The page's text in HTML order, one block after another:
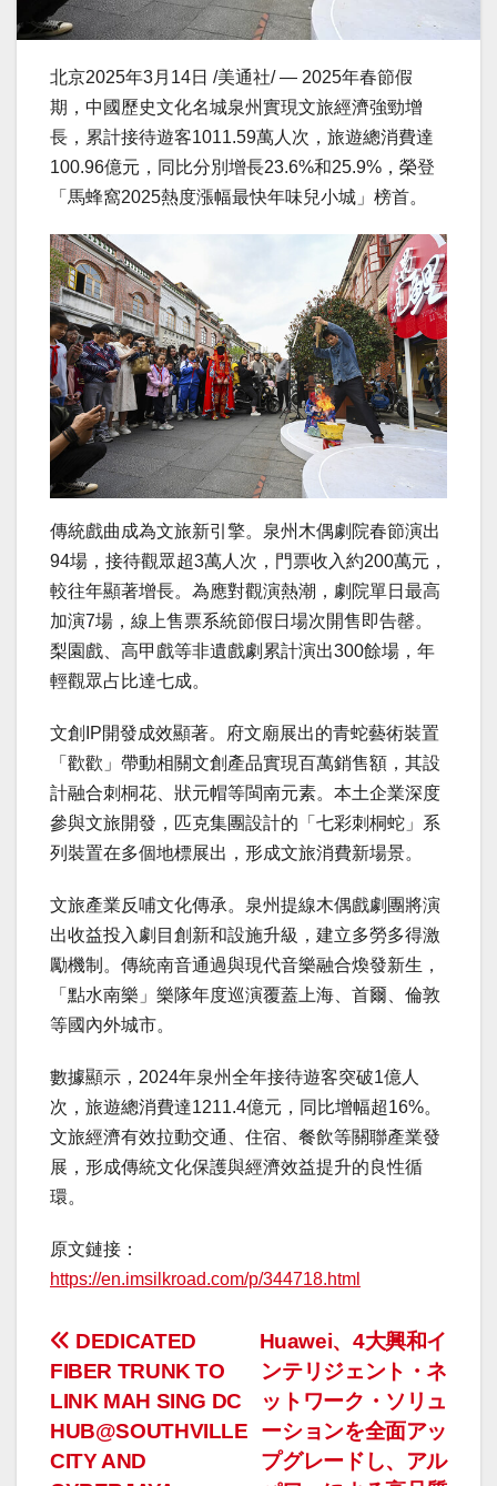
北京2025年3月14日 /美通社/ — 2025年春節假
期，中國歷史文化名城泉州實現文旅經濟強勁增
長，累計接待遊客1011.59萬人次，旅遊總消費達
100.96億元，同比分別增長23.6%和25.9%，榮登
「馬蜂窩2025熱度漲幅最快年味兒小城」榜首。
傳統戲曲成為文旅新引擎。泉州木偶劇院春節演出
94場，接待觀眾超3萬人次，門票收入約200萬元，
較往年顯著增長。為應對觀演熱潮，劇院單日最高
加演7場，線上售票系統節假日場次開售即告罄。
梨園戲、高甲戲等非遺戲劇累計演出300餘場，年
輕觀眾占比達七成。
文創IP開發成效顯著。府文廟展出的青蛇藝術裝置
「歡歡」帶動相關文創產品實現百萬銷售額，其設
計融合刺桐花、狀元帽等閩南元素。本土企業深度
參與文旅開發，匹克集團設計的「七彩刺桐蛇」系
列裝置在多個地標展出，形成文旅消費新場景。
文旅產業反哺文化傳承。泉州提線木偶戲劇團將演
出收益投入劇目創新和設施升級，建立多勞多得激
勵機制。傳統南音通過與現代音樂融合煥發新生，
「點水南樂」樂隊年度巡演覆蓋上海、首爾、倫敦
等國內外城市。
數據顯示，2024年泉州全年接待遊客突破1億人
次，旅遊總消費達1211.4億元，同比增幅超16%。
文旅經濟有效拉動交通、住宿、餐飲等關聯產業發
展，形成傳統文化保護與經濟效益提升的良性循
環。
原文鏈接：
https://en.imsilkroad.com/p/344718.html
投
稿
ナ
Huawei、4大興和イ
ンテリジェント・ネ
ットワーク・ソリュ
ーションを全面アッ
プグレードし、アル
DEDICATED
FIBER TRUNK TO
LINK MAH SING DC
HUB@SOUTHVILLE
CITY AND